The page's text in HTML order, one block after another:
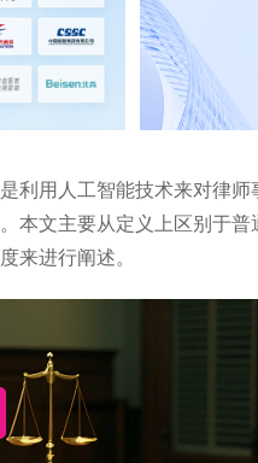
利用人工智能技术来对律
本文主要从定义上区别于
来进行阐述。
率
中信银行音视频双录质检：
面签等业务移至线上